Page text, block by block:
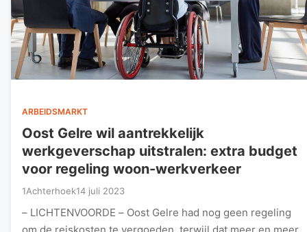
ARBEIDSMARKT
Oost Gelre wil aantrekkelijk
werkgeverschap uitstralen: extra budget
voor regeling woon-werkverkeer
1Achterhoek14 juli 2023
– LICHTENVOORDE – Oost Gelre had nog geen regeling